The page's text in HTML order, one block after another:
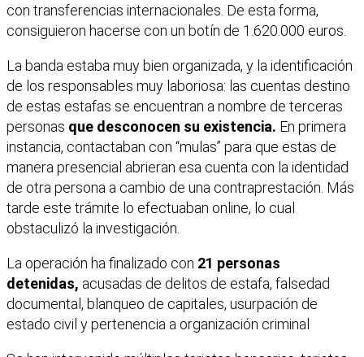
con transferencias internacionales. De esta forma,
consiguieron hacerse con un botín de 1.620.000 euros.
La banda estaba muy bien organizada, y la identificación
de los responsables muy laboriosa: las cuentas destino
de estas estafas se encuentran a nombre de terceras
personas que desconocen su existencia. En primera
instancia, contactaban con “mulas” para que estas de
manera presencial abrieran esa cuenta con la identidad
de otra persona a cambio de una contraprestación. Más
tarde este trámite lo efectuaban online, lo cual
obstaculizó la investigación.
La operación ha finalizado con 21 personas
detenidas, acusadas de delitos de estafa, falsedad
documental, blanqueo de capitales, usurpación de
estado civil y pertenencia a organización criminal